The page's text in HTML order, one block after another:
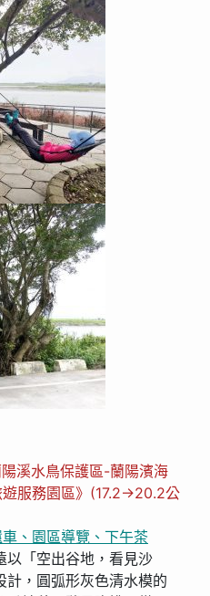
溪水鳥保護區-蘭陽濱海
服務園區》(17.2→20.2公
、園區導覽、下午茶
以「空出谷地，看見沙
計，圓弧形灰色清水模的